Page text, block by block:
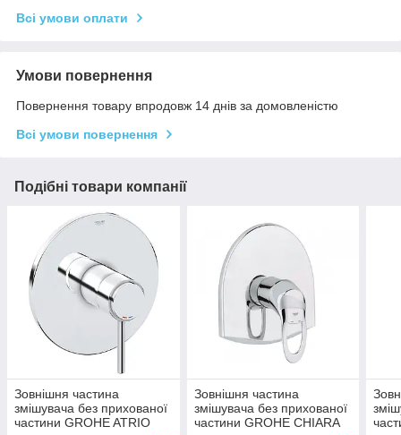
Всі умови оплати
Умови повернення
Повернення товару впродовж 14 днів за домовленістю
Всі умови повернення
Подібні товари компанії
Зовнішня частина
змішувача без прихованої
частини GROHE ATRIO
Зовнішня частина
змішувача без прихованої
частини GROHE CHIARA